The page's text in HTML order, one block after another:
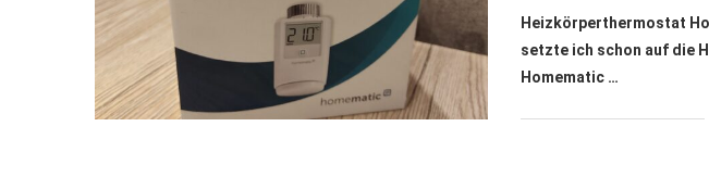
Heizkörperthermostat
setzte ich schon auf die
Homematic …